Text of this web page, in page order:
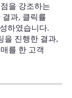
을 강조하는
과, 클릭률
하였습니다.
을 진행한 결과,
를 한 고객